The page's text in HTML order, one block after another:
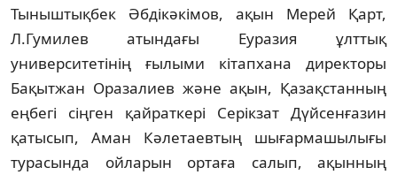
Тыныштықбек Әбдікәкімов, ақын Мерей Қарт,
Л.Гумилев атындағы Еуразия ұлттық
университетінің ғылыми кітапхана директоры
Бақытжан Оразалиев және ақын, Қазақстанның
еңбегі сіңген қайраткері Серікзат Дүйсенғазин
қатысып, Аман Кәлетаевтың шығармашылығы
турасында ойларын ортаға салып, ақынның